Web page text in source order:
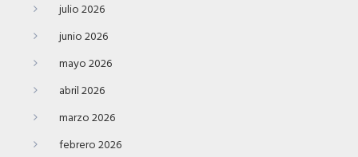
julio 2026
junio 2026
mayo 2026
abril 2026
marzo 2026
febrero 2026